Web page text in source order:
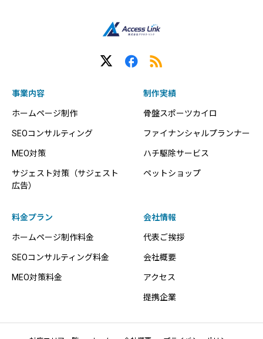
事業内容
ホームページ制作
SEOコンサルティング
MEO対策
サジェスト対策（サジェスト
広告）
制作実績
骨盤スポーツカイロ
ファイナンシャルプランナー
ハチ駆除サービス
ペットショップ
料金プラン
ホームページ制作料金
SEOコンサルティング料金
MEO対策料金
会社情報
代表ご挨拶
会社概要
アクセス
提携企業